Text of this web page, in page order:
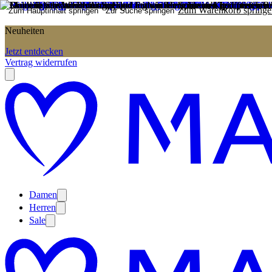
Zum Hauptinhalt springen Zur Suche springen Zum Warenkorb
Neuheiten
Jetzt entdecken
Vertrag widerrufen
Damen
Herren
Sale